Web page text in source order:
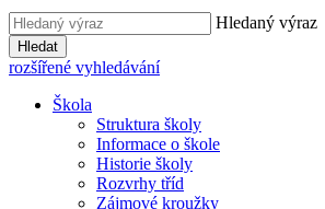
Hledaný výraz
Hledat
rozšířené vyhledávání
Škola
Struktura školy
Informace o škole
Historie školy
Rozvrhy tříd
Zájmové kroužky